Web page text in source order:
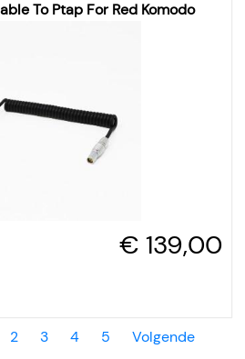
To Ptap For Red Komodo
€ 139,00
2 3 4 5 Volgende